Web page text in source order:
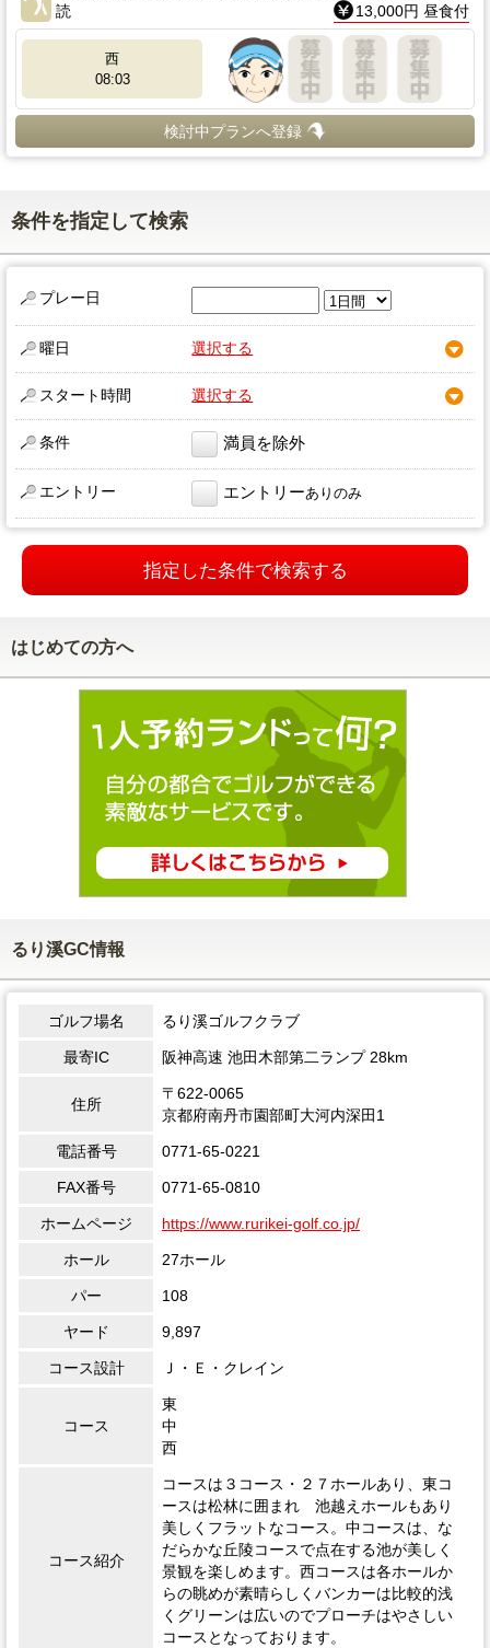
読
13,000円 昼食付
西
08:03
検討中プランへ登録
条件を指定して検索
プレー日
曜日 選択する
スタート時間 選択する
条件 満員を除外
エントリー エントリーありのみ
指定した条件で検索する
はじめての方へ
るり溪GC情報
ゴルフ場名 るり溪ゴルフクラブ
最寄IC 阪神高速 池田木部第二ランプ 28km
住所
〒622-0065
京都府南丹市園部町大河内深田1
電話番号 0771-65-0221
FAX番号 0771-65-0810
ホームページ https://www.rurikei-golf.co.jp/
ホール 27ホール
パー 108
ヤード 9,897
コース設計 Ｊ・Ｅ・クレイン
コース
東
中
西
コース紹介
コースは３コース・２７ホールあり、東コ
ースは松林に囲まれ 池越えホールもあり
美しくフラットなコース。中コースは、な
だらかな丘陵コースで点在する池が美しく
景観を楽しめます。西コースは各ホールか
らの眺めが素晴らしくバンカーは比較的浅
くグリーンは広いのでプローチはやさしい
コースとなっております。